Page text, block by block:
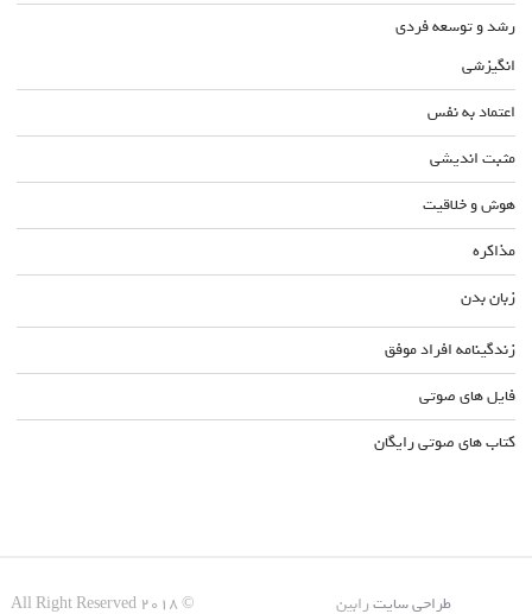
رشد و توسعه فردی
انگیزشی
اعتماد به نفس
مثبت اندیشی
هوش و خلاقیت
مذاکره
زبان بدن
زندگینامه افراد موفق
فایل های صوتی
کتاب های صوتی رایگان
© All Right Reserved 2018 طراحی سایترابین